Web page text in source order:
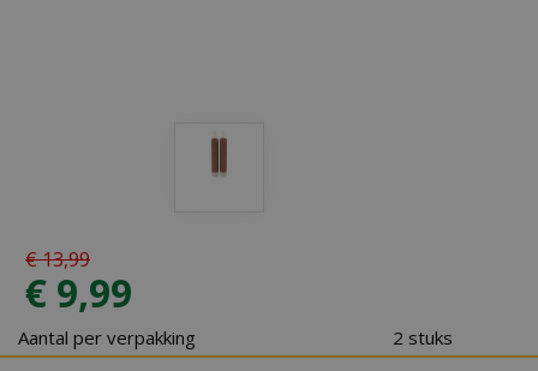
€13,99
€ 9,99
Aantal per verpakking 2 stuks